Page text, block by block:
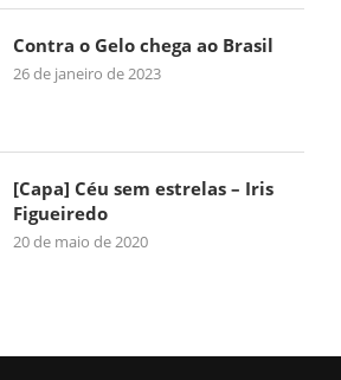
Contra o Gelo chega ao Brasil
26 de janeiro de 2023
[Capa] Céu sem estrelas – Iris
Figueiredo
20 de maio de 2020